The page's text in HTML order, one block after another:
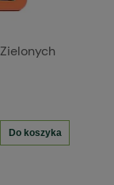
Do koszyka